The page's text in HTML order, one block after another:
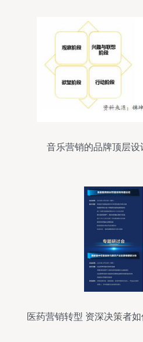
音乐营销的品牌顶层设
医药营销转型 资深决策者